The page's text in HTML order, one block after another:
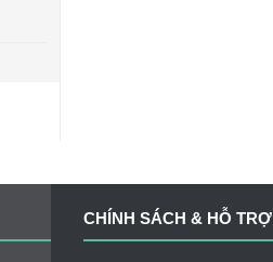
CHÍNH SÁCH & HỖ TRỢ